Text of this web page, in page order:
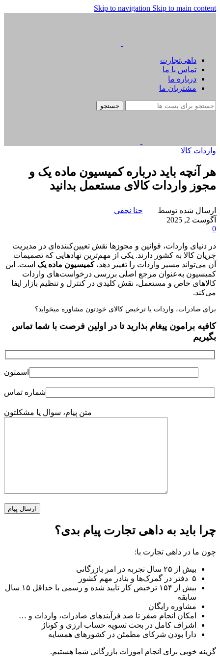
Skip to navigation Skip to main content
داهی‌تجارت
تماس با ما
درباره ما
مشتریان ما
جستجو
واردات کالا
هر آنچه باید درباره کمیسیون ماده یک و
مجوز واردات کالای مستعمل بدانید
ارسال شده توسط
حنا نجفی
آگوست 2, 2025
0
در دنیای واردات، قوانین و مجوزها نقش تعیین‌کننده‌ای در مدیریت
جریان کالا به کشور دارند. یکی از مهم‌ترین نهادهایی که تصمیمات
آن می‌تواند مسیر واردات را تغییر دهد،کمیسیون ماده یک است. این
کمیسیون به‌عنوان مرجع اصلی بررسی درخواست‌های واردات
کالاهای خاص و مستعمل، نقش کلیدی در کنترل و تنظیم بازار ایفا
می‌کند.
برای صادرات، واردات یا ترخیص کالای خودتون مشاوره میخواید؟
کافیه برامون پیغام بذارید تا در اولین فرصت با شما تماس
بگیریم
اسمتون
شماره تماس
متن پیام، سوال یا مشکلتون
چرا باید به داهی تجارت پیام بدی؟
چون ما در داهی تجارت با:
بیش از ۲۵ سال تجربه در امر بازرگانی
۵ دفتر در گمرک‌ها و بنادر مهم کشور
بیش از ۱۵۴ ترخیص کار تایید شده و رسمی با حداقل ۱۵ سال
سابقه
مشاوره رایگان
امکان انجام صفر تا صد فرآیند‌های صادرات، واردات و …
اشراف کامل در بحث تسویه حساب ارزی و کوتاژ
دارا بودن شرکای مطمئن در کشور‌های همسایه
گزینه خوبی برای انجام امورات بازرگانی شما هستیم.